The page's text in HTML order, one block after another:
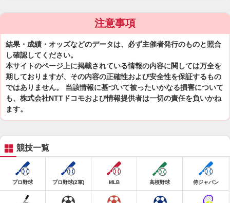
注意事項
結果・成績・オッズなどのデータは、必ず主催者発行のものと照合
し確認してください。
本サイトのページ上に掲載されている情報の内容に関しては万全を
期しておりますが、その内容の正確性および安全性を保証するもの
ではありません。 当該情報に基づいて被ったいかなる損害について
も、株式会社NTTドコモおよび情報提供者は一切の責任を負いかね
ます。
競技一覧
プロ野球 プロ野球(2軍) MLB 高校野球 侍ジャパン